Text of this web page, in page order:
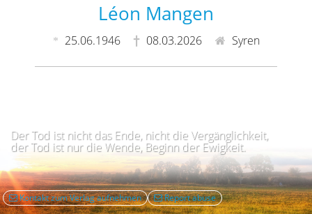
Léon Mangen
25.06.1946 08.03.2026 Syren
Der Tod ist nicht das Ende, nicht die Vergänglichkeit,
der Tod ist nur die Wende, Beginn der Ewigkeit.
Kontakt zum Verlag aufnehmen Report abuse